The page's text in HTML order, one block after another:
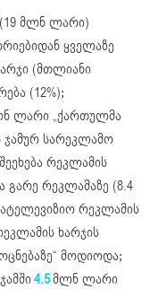
(19 მლნ ლარი)
ყველაზე
(მთლიანი
(12%);
ლარი „ქართულმა
ჯამურ სარეკლამო
რეკლამის
გარე რეკლამაზე (8.4
რეკლამის
ხარჯის
მოდიოდა;
4.5მლნ ლარი